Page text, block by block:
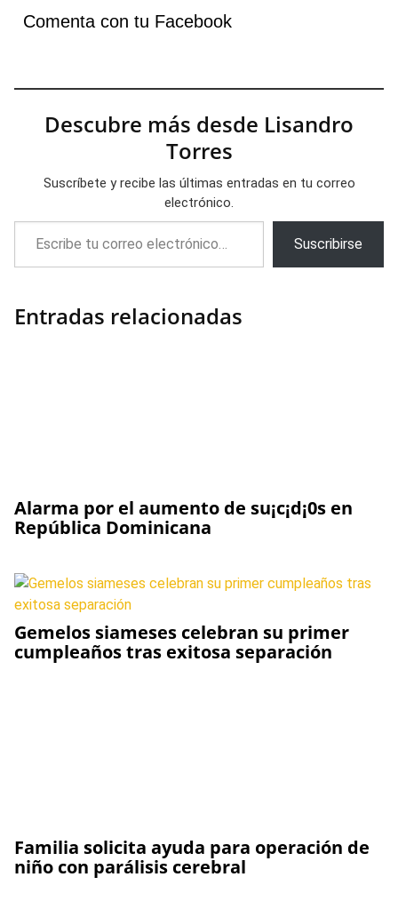
Comenta con tu Facebook
Descubre más desde Lisandro
Torres
Suscríbete y recibe las últimas entradas en tu correo
electrónico.
Escribe tu correo electrónico…
Suscribirse
Entradas relacionadas
Alarma por el aumento de su¡c¡d¡0s en
República Dominicana
Gemelos siameses celebran su primer
cumpleaños tras exitosa separación
Familia solicita ayuda para operación de
niño con parálisis cerebral